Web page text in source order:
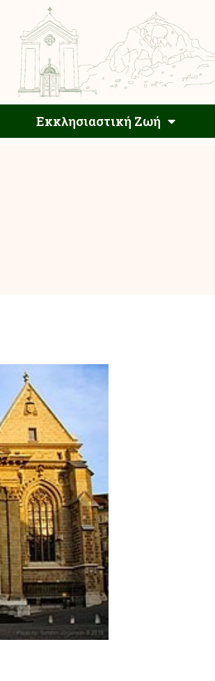
Εκκλησιαστική Ζωή
Αρχιεπισκοπή Εκκλησιαστική Ζωή